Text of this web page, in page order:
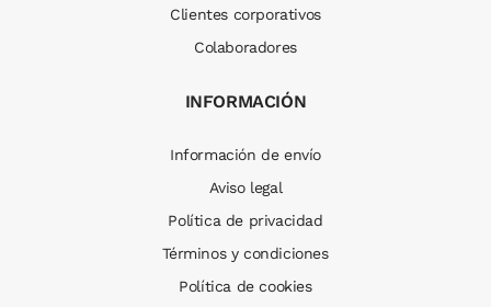
Clientes corporativos
Colaboradores
INFORMACIÓN
Información de envío
Aviso legal
Política de privacidad
Términos y condiciones
Política de cookies